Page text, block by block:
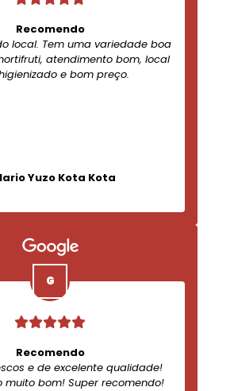
Recomendo
local. Tem uma variedade boa
atendimento bom, local
e bom preço.
Yuzo Kota Kota
Recomendo
e de excelente qualidade!
muito bom! Super recomendo!